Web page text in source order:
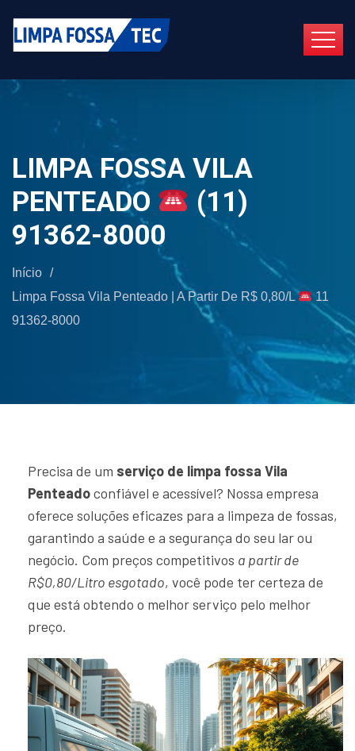
LIMPA FOSSA VILA
PENTEADO
(11)
91362-8000
Início /
Limpa Fossa Vila Penteado | A Partir De R$ 0,80/L
11
91362-8000
Precisa de um serviço de limpa fossa Vila
Penteadoconfiável e acessível? Nossa empresa
oferece soluções eficazes para a limpeza de fossas,
garantindo a saúde e a segurança do seu lar ou
negócio. Com preços competitivos a partir de
R$0,80/Litro esgotado, você pode ter certeza de
que está obtendo o melhor serviço pelo melhor
preço.